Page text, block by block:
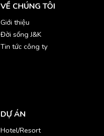
VỀ CHÚNG TÔI
Giới thiệu
Đời sống J&K
Tin tức công ty
DỰ ÁN
Hotel/Resort